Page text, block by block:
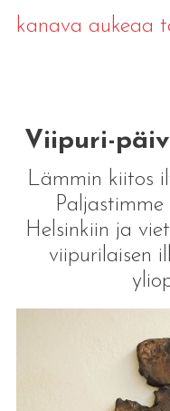
kanava aukeaa
Viipuri-
Lämmin kiitos
Helsinkiin ja
viipurilaisen